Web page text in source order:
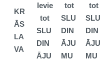
KR
ĀS
LA
VA
Ievie
tot
SLU
DIN
ĀJU
tot
SLU
DIN
ĀJU
MU
tot
SLU
DIN
ĀJU
MU